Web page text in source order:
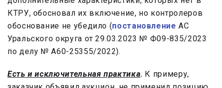
КТРУ, обосновал их включение, но контролеров
обоснование не убедило (постановление АС
Уральского округа от 29.03.2023 № Ф09-835/2023
по делу № А60-25355/2022).
Есть и исключительная практика. К примеру,